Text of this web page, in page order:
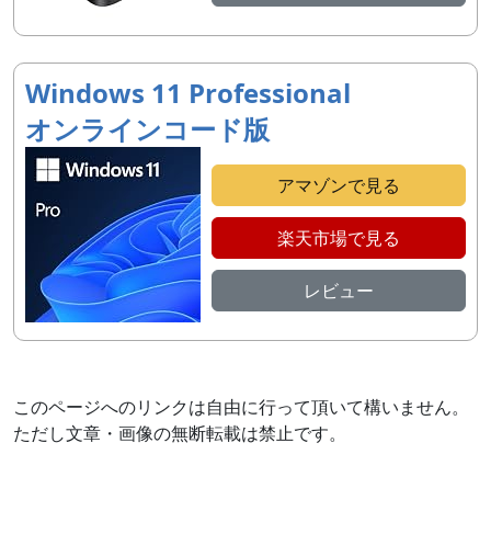
Windows 11 Professional
オンラインコード版
アマゾンで見る
楽天市場で見る
レビュー
このページへのリンクは自由に行って頂いて構いません。
ただし文章・画像の無断転載は禁止です。